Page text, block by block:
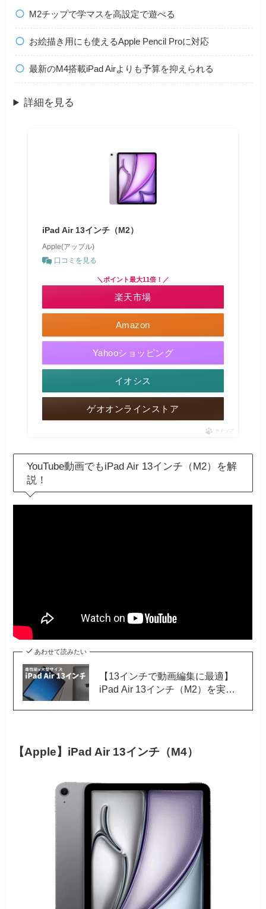
M2チップで学マスを高設定で遊べる
お絵描き用にも使えるApple Pencil Proに対応
最新のM4搭載iPad Airよりも予算を抑えられる
詳細を見る
iPad Air 13インチ（M2）
Apple(アップル)
口コミを見る
Amazon
＼ポイント最大11倍！／
楽天市場
Yahooショッピング
イオシス
ゲオオンラインストア
ポチップ
YouTube動画でもiPad Air 13インチ（M2）を解
説！
あわせて読みたい
【13インチで動画編集に最適】
iPad Air 13インチ（M2）を実機
【Apple】iPad Air 13インチ（M4）